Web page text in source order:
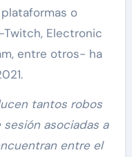
o
Electronic
entre otros- ha
tantos robos
asociadas a
entre el